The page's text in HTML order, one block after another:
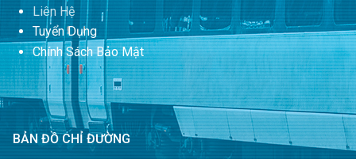
Liên Hệ
Tuyển Dụng
Chính Sách Bảo Mật
BẢN ĐỒ CHỈ ĐƯỜNG